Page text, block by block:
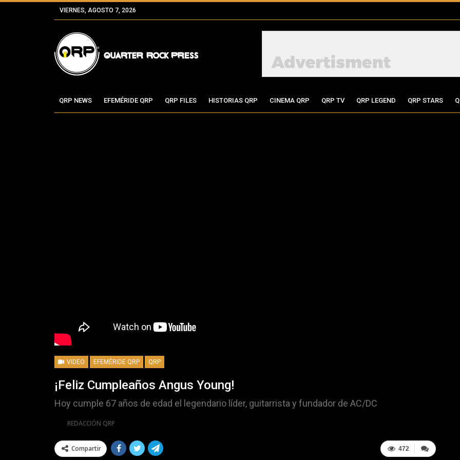
VIERNES, AGOSTO 7, 2026
QRP NEWS EFEMÉRIDE QRP QRP FILES HISTORIAS QRP CINEMA QRP QRP TV QRP LEGEND QRP STARS
VIDEO EFEMÉRIDE QRP QRP
¡Feliz Cumpleaños Angus Young!
Hoy cumple 67 años de edad el legendario líder, guitarrista y fundador de AC/DC
REDACCIÓN QRP
472
Compartir